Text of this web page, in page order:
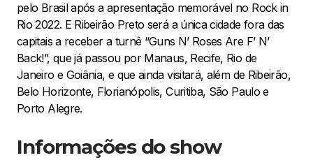
pelo Brasil após a apresentação memorável no Rock in
Rio 2022. E Ribeirão Preto será a única cidade fora das
capitais a receber a turnê “Guns N’ Roses Are F’ N’
Back!”, que já passou por Manaus, Recife, Rio de
Janeiro e Goiânia, e que ainda visitará, além de Ribeirão,
Belo Horizonte, Florianópolis, Curitiba, São Paulo e
Porto Alegre.
Informações do show